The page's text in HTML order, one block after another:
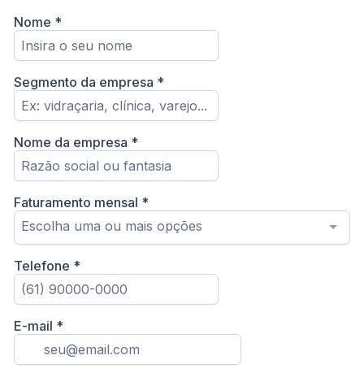
Nome *
Segmento da empresa *
Nome da empresa *
Faturamento mensal *
Escolha uma ou mais opções
Telefone *
E-mail *